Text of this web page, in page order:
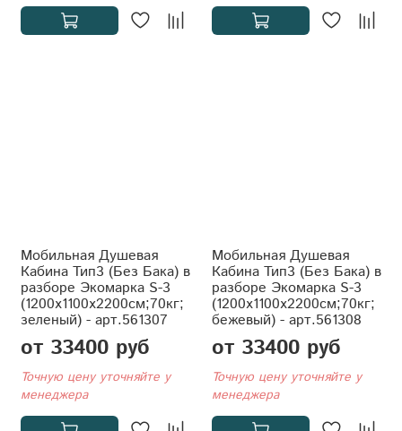
Мобильная Душевая
Кабина Тип3 (Без Бака) в
разборе Экомарка S-3
(1200x1100x2200см;70кг;
зеленый) - арт.561307
от 33400 руб
Точную цену уточняйте у
менеджера
Мобильная Душевая
Кабина Тип3 (Без Бака) в
разборе Экомарка S-3
(1200x1100x2200см;70кг;
бежевый) - арт.561308
от 33400 руб
Точную цену уточняйте у
менеджера